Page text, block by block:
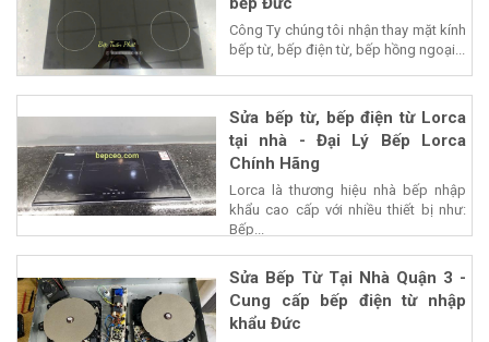
bếp Đức
Công Ty chúng tôi nhận thay mặt kính
bếp từ, bếp điện từ, bếp hồng ngoại...
Sửa bếp từ, bếp điện từ Lorca
tại nhà - Đại Lý Bếp Lorca
Chính Hãng
Lorca là thương hiệu nhà bếp nhập
khẩu cao cấp với nhiều thiết bị như:
Bếp...
Sửa Bếp Từ Tại Nhà Quận 3 -
Cung cấp bếp điện từ nhập
khẩu Đức